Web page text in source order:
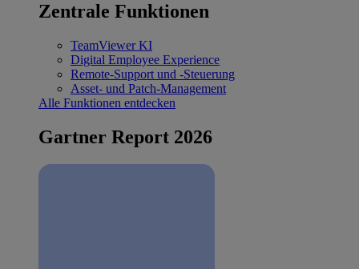
Zentrale Funktionen
TeamViewer KI
Digital Employee Experience
Remote-Support und -Steuerung
Asset- und Patch-Management
Alle Funktionen entdecken
Gartner Report 2026